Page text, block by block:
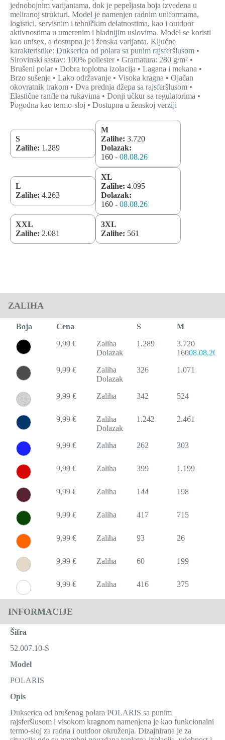
jednobojnim varijantama, dok je pepeljasta boja izvedena u
meliranoj strukturi. Model je namenjen radnim uniformama,
logistici, servisnim i tehničkim delatnostima, kao i outdoor
aktivnostima u umerenim i hladnijim uslovima. Model se koristi
kao unisex, a dostupna je i ženska varijanta. Ključne
karakteristike: Dukserica od polara sa punim rajsferšlusom •
Sirovinski sastav: 100% poliester • Gramatura: 280 g/m² •
Brušeni polar • Dobra toplotna izolacija • Lagana i mekana •
Brzo sušenje • Lako održavanje • Visoka kragna • Ojačan
okovratnik trakom • Dva prednja džepa sa rajsferšlusom •
Elastične ranfle na rukavima • Donji učkur sa regulatorima •
Pogodna kao termo-sloj • Dostupna u ženskoj verziji
S
Zalihe: 1.289
M
Zalihe: 3.720
Dolazak:
160 - 08.08.26
L
Zalihe: 4.263
XL
Zalihe: 4.095
Dolazak:
160 - 08.08.26
XXL
Zalihe: 2.081
3XL
Zalihe: 561
ZALIHA
Boja Cena S
M
9,99 €
Zaliha
Dolazak
1.289
3.720
16008.08.26
9,99 €
Zaliha
Dolazak
326 1.071
9,99 € Zaliha 342 524
9,99 €
Zaliha
Dolazak
1.242 2.461
9,99 € Zaliha 262 303
9,99 € Zaliha 399 1.199
9,99 € Zaliha 144 198
9,99 € Zaliha 417 715
9,99 € Zaliha 93 26
9,99 € Zaliha 60 199
9,99 € Zaliha 416 375
INFORMACIJE
Šifra
52.007.10-S
Model
POLARIS
Opis
Dukserica od brušenog polara POLARIS sa punim
rajsferšlusom i visokom kragnom namenjena je kao funkcionalni
termo-sloj za radna i outdoor okruženja. Dizajnirana je za